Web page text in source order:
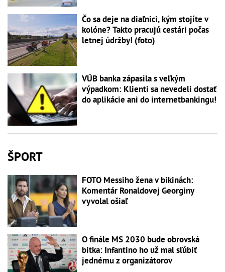
Čo sa deje na diaľnici, kým stojíte v
kolóne? Takto pracujú cestári počas
letnej údržby! (foto)
VÚB banka zápasila s veľkým
výpadkom: Klienti sa nevedeli dostať
do aplikácie ani do internetbankingu!
ŠPORT
FOTO Messiho žena v bikinách:
Komentár Ronaldovej Georginy
vyvolal ošiaľ
O finále MS 2030 bude obrovská
bitka: Infantino ho už mal sľúbiť
jednému z organizátorov